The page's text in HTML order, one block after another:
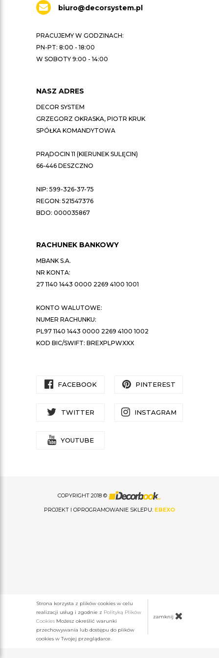
biuro@decorsystem.pl
PRACUJEMY W GODZINACH:
PN-PT: 8:00 - 18:00
W SOBOTY 9:00 - 14:00
NASZ ADRES
DECOR SYSTEM
GRZEGORZ OKRASKA, PIOTR KRUK
SPÓŁKA KOMANDYTOWA
PRĄDOCIN 11 (KIERUNEK SULĘCIN)
66-446 DESZCZNO
NIP: 599-326-37-75
REGON: 521547376
BDO: 000035867
RACHUNEK BANKOWY
MBANK S.A.
NR KONTA:
27 1140 1443 0000 2269 4100 1001
KONTO WALUTOWE:
NUMER RACHUNKU:
PL97 1140 1443 0000 2269 4100 1002
KOD BIC/SWIFT: BREXPLPWXXX
FACEBOOK PINTEREST
TWITTER INSTAGRAM
YOUTUBE
COPYRIGHT 2018 ©
PROJEKT I OPROGRAMOWANIE SKLEPU: EBEXO
Strona korzysta z plików cookies w celu
realizacji usług i zgodnie z Polityką Plików
Cookies Możesz określić warunki
przechowywania lub dostępu do plików
cookies w Twojej przeglądarce.
zamknij